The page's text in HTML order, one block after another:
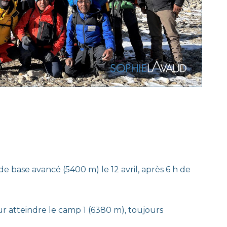
base avancé (5400 m) le 12 avril, après 6 h de
atteindre le camp 1 (6380 m), toujours